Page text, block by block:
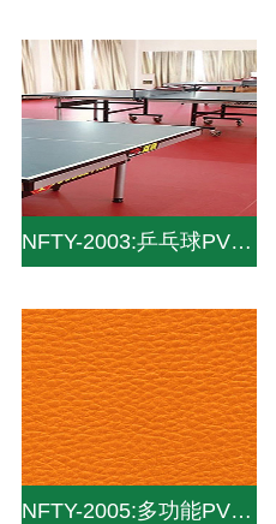
NFTY-2003:乒乓球PVC地板_PVC运动地板_pvc塑胶地板
NFTY-2005:多功能PVC地板_PVC运动地板